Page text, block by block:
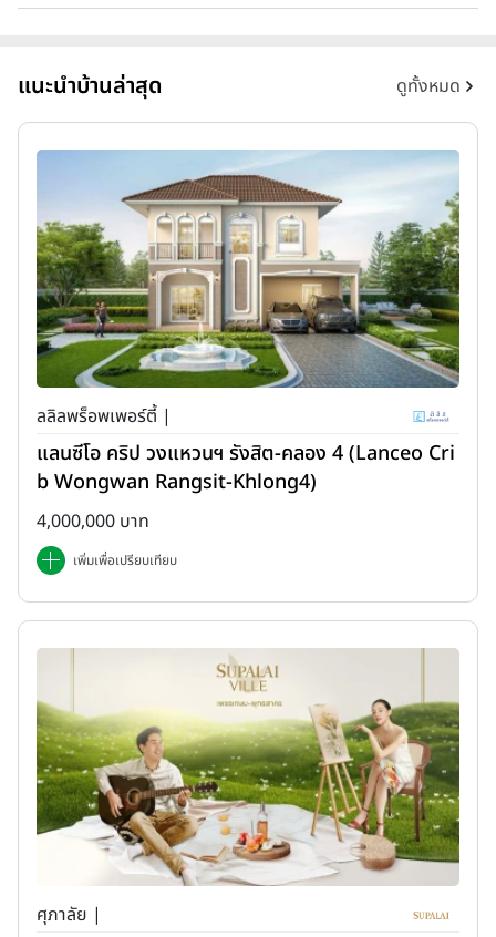
แนะนำบ้านล่าสุด ดูทั้งหมด
ลลิลพร็อพเพอร์ตี้ |
แลนซีโอ คริป วงแหวนฯ รังสิต-คลอง 4 (Lanceo Cri
b Wongwan Rangsit-Khlong4)
4,000,000 บาท
เพิ่มเพื่อเปรียบเทียบ
ศุภาลัย |